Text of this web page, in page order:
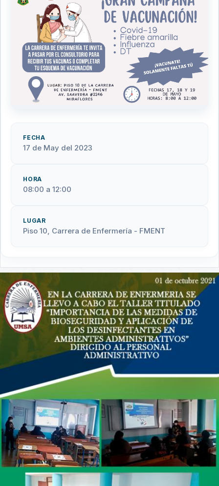
FECHA
17 de May del 2023
HORA
08:00 a 12:00
LUGAR
Piso 10, Carrera de Enfermería - FMENT